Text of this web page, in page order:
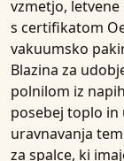
vzmetjo,
s certifikatom
vakuumsko
Blazina za
polnilom iz
posebej toplo
uravnavanja
za spalce, ki